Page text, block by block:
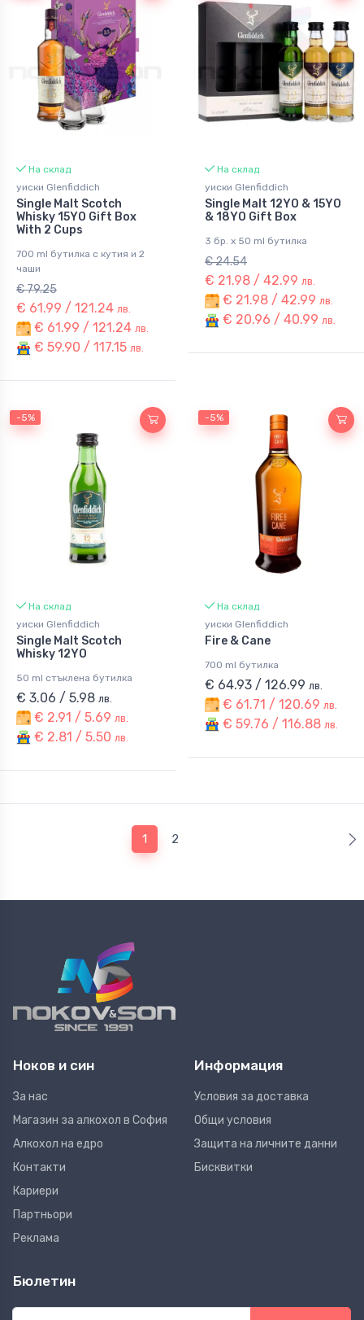
На склад
уиски Glenfiddich
Single Malt Scotch
Whisky 15YO Gift Box
With 2 Cups
700 ml бутилка с кутия и 2
чаши
€ 79.25
€ 61.99 / 121.24 лв.
€ 61.99 / 121.24 лв.
€ 59.90 / 117.15 лв.
На склад
уиски Glenfiddich
Single Malt 12YO & 15YO
& 18YO Gift Box
3 бр. x 50 ml бутилка
€ 24.54
€ 21.98 / 42.99 лв.
€ 21.98 / 42.99 лв.
€ 20.96 / 40.99 лв.
-5%
На склад
уиски Glenfiddich
Single Malt Scotch
Whisky 12YO
50 ml стъклена бутилка
€ 3.06 / 5.98 лв.
€ 2.91 / 5.69 лв.
€ 2.81 / 5.50 лв.
-5%
На склад
уиски Glenfiddich
Fire & Cane
700 ml бутилка
€ 64.93 / 126.99 лв.
€ 61.71 / 120.69 лв.
€ 59.76 / 116.88 лв.
1(current)
2
Ноков и син
За нас
Магазин за алкохол в София
Алкохол на едро
Контакти
Кариери
Партньори
Реклама
Информация
Условия за доставка
Общи условия
Защита на личните данни
Бисквитки
Бюлетин